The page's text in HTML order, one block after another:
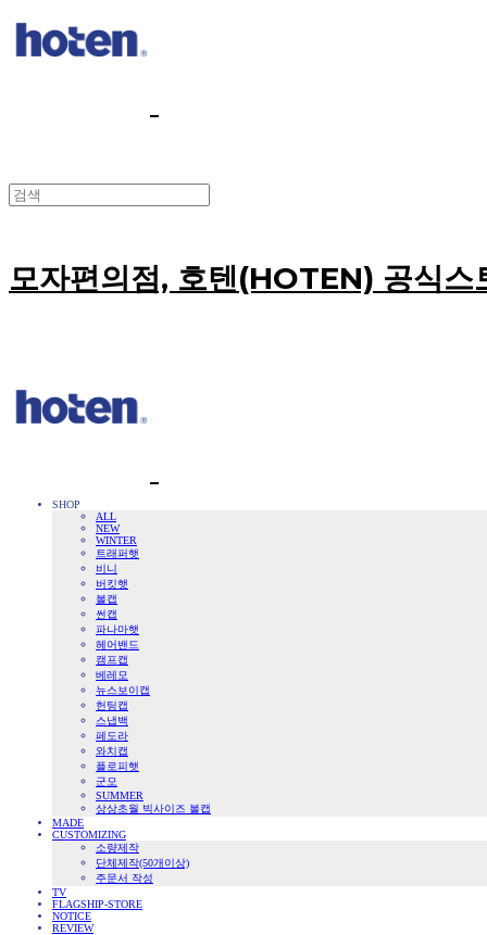
모자편의점, 호텐(HOTEN) 공식스
SHOP
ALL
NEW
WINTER
트래퍼햇
비니
버킷햇
볼캡
썬캡
파나마햇
헤어밴드
캠프캡
베레모
뉴스보이캡
헌팅캡
스냅백
페도라
와치캡
플로피햇
군모
SUMMER
상상초월 빅사이즈 볼캡
MADE
CUSTOMIZING
소량제작
단체제작(50개이상)
주문서 작성
TV
FLAGSHIP-STORE
NOTICE
REVIEW